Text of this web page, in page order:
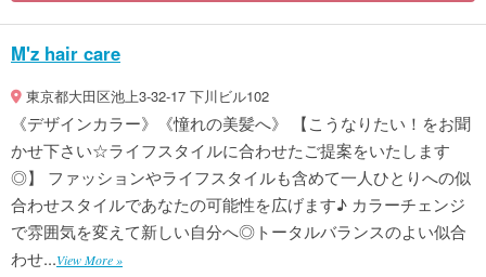
M'z hair care
東京都大田区池上3-32-17 下川ビル102
《デザインカラー》《憧れの美髪へ》 【こうなりたい！をお聞
かせ下さい☆ライフスタイルに合わせたご提案をいたします
◎】 ファッションやライフスタイルも含めて一人ひとりへの似
合わせスタイルであなたの可能性を広げます♪ カラーチェンジ
で雰囲気を変えて新しい自分へ◎トータルバランスのよい似合
わせ...View More »